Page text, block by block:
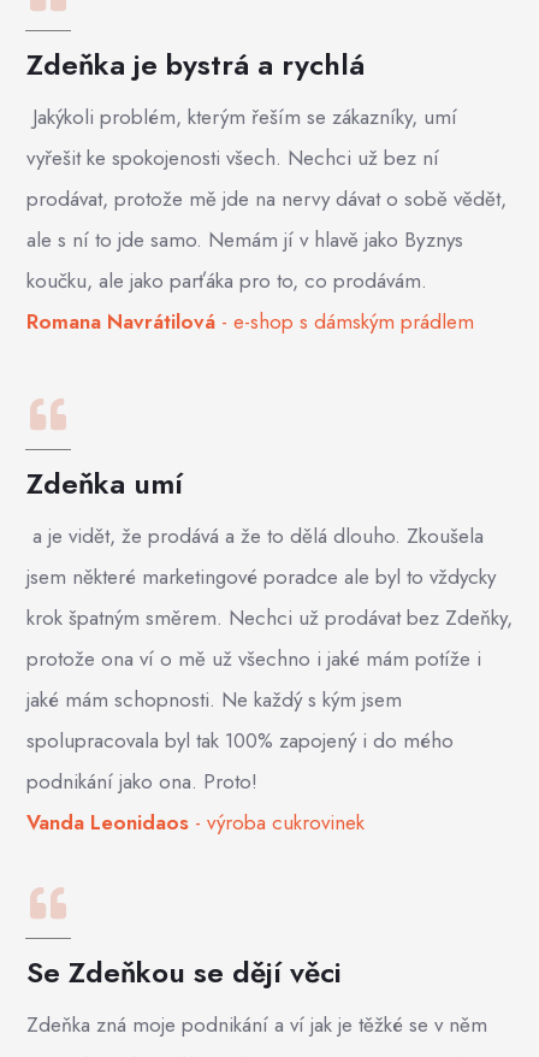
Zdeňka je bystrá a rychlá
Jakýkoli problém, kterým řeším se zákazníky, umí
vyřešit ke spokojenosti všech. Nechci už bez ní
prodávat, protože mě jde na nervy dávat o sobě vědět,
ale s ní to jde samo. Nemám jí v hlavě jako Byznys
koučku, ale jako parťáka pro to, co prodávám.
Romana Navrátilová - e-shop s dámským prádlem
Zdeňka umí
a je vidět, že prodává a že to dělá dlouho. Zkoušela
jsem některé marketingové poradce ale byl to vždycky
krok špatným směrem. Nechci už prodávat bez Zdeňky,
protože ona ví o mě už všechno i jaké mám potíže i
jaké mám schopnosti. Ne každý s kým jsem
spolupracovala byl tak 100% zapojený i do mého
podnikání jako ona. Proto!
Vanda Leonidaos - výroba cukrovinek
Se Zdeňkou se dějí věci
Zdeňka zná moje podnikání a ví jak je těžké se v něm